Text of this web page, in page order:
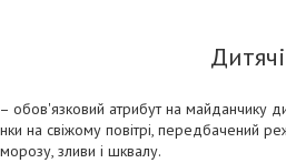
обов'язковий атрибут на майданчику
на свіжому повітрі, передбачений
зливи і шквалу.